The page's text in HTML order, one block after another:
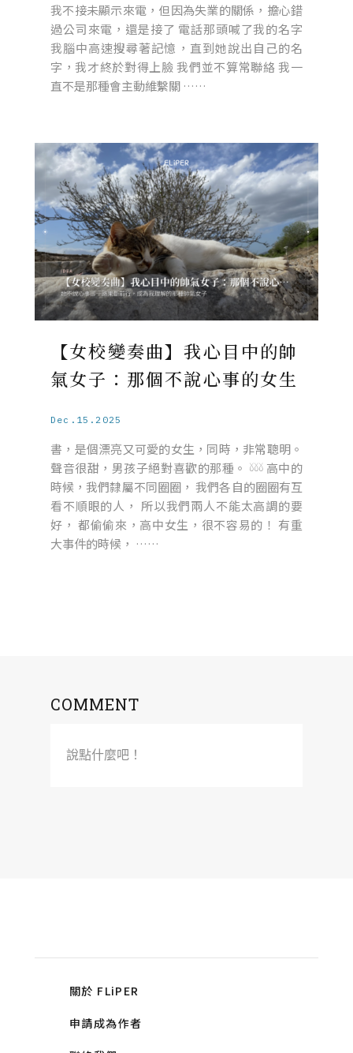
我不接未顯示來電，但因為失業的關係，擔心錯
過公司來電，還是接了 電話那頭喊了我的名字
我腦中高速搜尋著記憶，直到她說出自己的名
字，我才終於對得上臉 我們並不算常聯絡 我一
直不是那種會主動維繫關 ……
【女校變奏曲】我心目中的帥
氣女子：那個不說心事的女生
Dec.15.2025
書，是個漂亮又可愛的女生，同時，非常聰明。
聲音很甜，男孩子絕對喜歡的那種。 𓍱𓍱𓍱 高中的
時候，我們隸屬不同圈圈， 我們各自的圈圈有互
看不順眼的人， 所以我們兩人不能太高調的要
好， 都偷偷來，高中女生，很不容易的！ 有重
大事件的時候， ……
COMMENT
說點什麼吧！
關於 FLiPER
申請成為作者